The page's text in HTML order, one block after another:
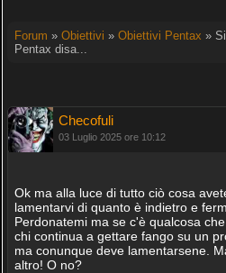
Forum » Obiettivi » Obiettivi Pentax »
Pentax disa...
Checofuli
03 Luglio 2025 ore 10:12
Ok ma alla luce di tutto ciò cosa
lamentarvi di quanto è indietro e
Perdonatemi ma se c'è qualcosa
chi continua a gettare fango su un
ma conunque deve lamentarsene.
altro! O no?